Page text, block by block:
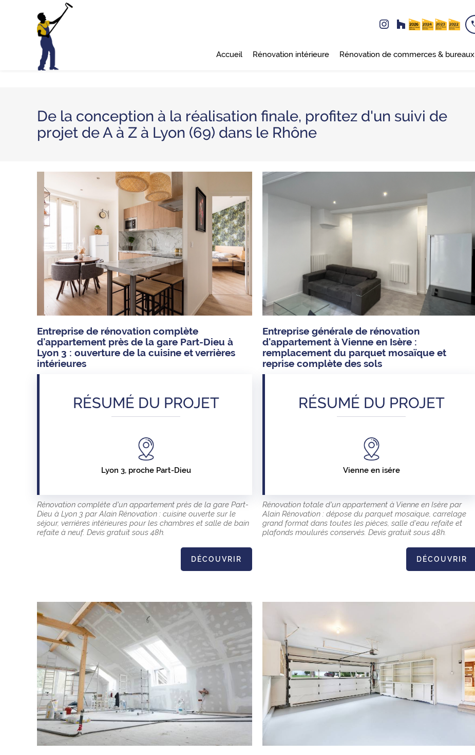
Accueil Rénovation intérieure Rénovation de commerces & bureaux
De la conception à la réalisation finale, profitez d'un suivi de
projet de A à Z à Lyon (69) dans le Rhône
Entreprise de rénovation complète
d'appartement près de la gare Part-Dieu à
Lyon 3 : ouverture de la cuisine et verrières
intérieures
RÉSUMÉ DU PROJET
Lyon 3, proche Part-Dieu
Rénovation complète d'un appartement près de la gare Part-
Dieu à Lyon 3 par Alain Rénovation : cuisine ouverte sur le
séjour, verrières intérieures pour les chambres et salle de bain
refaite à neuf. Devis gratuit sous 48h.
DÉCOUVRIR
Entreprise générale de rénovation
d'appartement à Vienne en Isère :
remplacement du parquet mosaïque et
reprise complète des sols
RÉSUMÉ DU PROJET
Vienne en isére
Rénovation totale d'un appartement à Vienne en Isère par
Alain Rénovation : dépose du parquet mosaïque, carrelage
grand format dans toutes les pièces, salle d'eau refaite et
plafonds moulurés conservés. Devis gratuit sous 48h.
DÉCOUVRIR
Panneau de gestion des cookies